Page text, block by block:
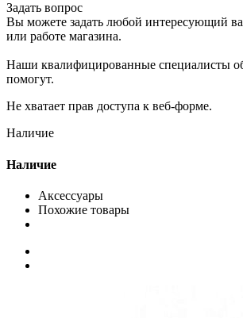
Задать вопрос
Вы можете задать любой интересующий
или работе магазина.
Наши квалифицированные специалисты
помогут.
Не хватает прав доступа к веб-форме.
Наличие
Наличие
Аксессуары
Похожие товары